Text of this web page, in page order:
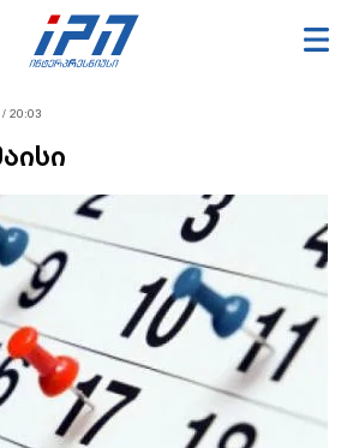
20:03